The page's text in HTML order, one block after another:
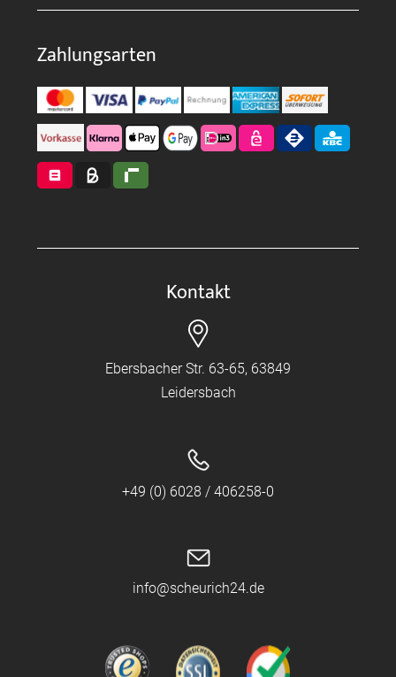
Zahlungsarten
Kontakt
Ebersbacher Str. 63-65, 63849
Leidersbach
+49 (0) 6028 / 406258-0
info@scheurich24.de